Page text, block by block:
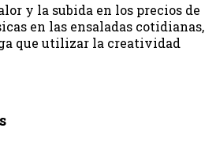
y la subida en los precios de
en las ensaladas cotidianas,
que utilizar la creatividad